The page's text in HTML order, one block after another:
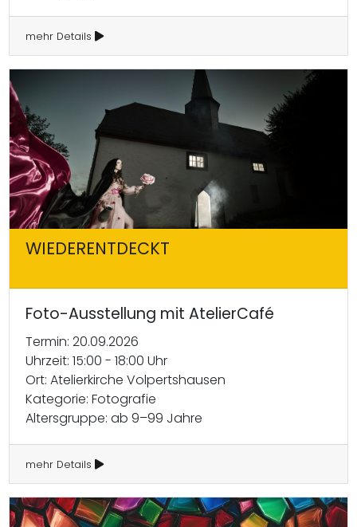
mehr Details
WIEDERENTDECKT
Foto-Ausstellung mit AtelierCafé
Termin: 20.09.2026
Uhrzeit: 15:00 - 18:00 Uhr
Ort: Atelierkirche Volpertshausen
Kategorie: Fotografie
Altersgruppe: ab 9–99 Jahre
mehr Details